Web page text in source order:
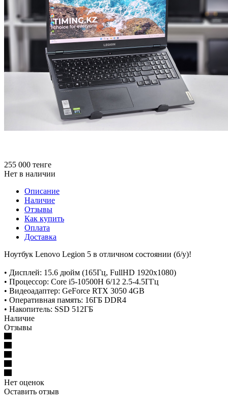
255 000 тенге
Нет в наличии
Описание
Наличие
Отзывы
Как купить
Оплата
Доставка
Ноутбук Lenovo Legion 5 в отличном состоянии (б/у)!
• Дисплей: 15.6 дюйм (165Гц, FullHD 1920x1080)
• Процессор: Core i5-10500H 6/12 2.5-4.5ГГц
• Видеоадаптер: GeForce RTX 3050 4GB
• Оперативная память: 16ГБ DDR4
• Накопитель: SSD 512ГБ
Наличие
Отзывы
Нет оценок
Оставить отзыв